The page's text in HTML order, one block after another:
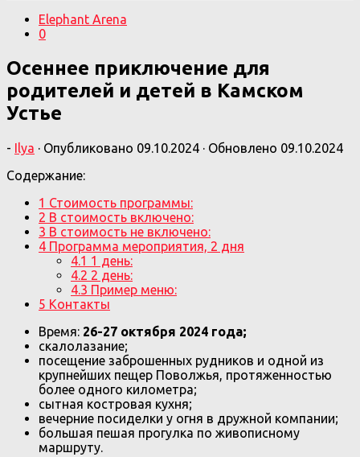
Elephant Arena
0
Осеннее приключение для
родителей и детей в Камском
Устье
- Ilya · Опубликовано 09.10.2024 · Обновлено 09.10.2024
Содержание:
1 Стоимость программы:
2 В стоимость включено:
3 В стоимость не включено:
4 Программа мероприятия, 2 дня
4.1 1 день:
4.2 2 день:
4.3 Пример меню:
5 Контакты
Время: 26-27 октября 2024 года;
скалолазание;
посещение заброшенных рудников и одной из
крупнейших пещер Поволжья, протяженностью
более одного километра;
сытная костровая кухня;
вечерние посиделки у огня в дружной компании;
большая пешая прогулка по живописному
маршруту.